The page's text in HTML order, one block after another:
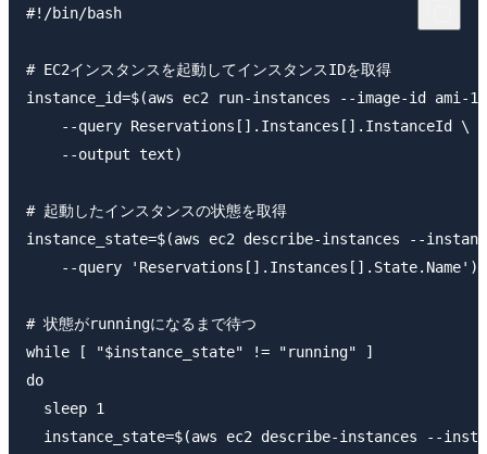
#!/bin/bash
# EC2インスタンスを起動してインスタンスIDを取得
instance_id=$(aws ec2 run-instances --image-id ami-
    --query Reservations[].Instances[].InstanceId \
    --output text)
# 起動したインスタンスの状態を取得
instance_state=$(aws ec2 describe-instances --
    --query 'Reservations[].Instances[].State.Name')
# 状態がrunningになるまで待つ
while [ "$instance_state" != "running" ]
do
  sleep 1
instance_state=$(aws ec2 describe-instances --